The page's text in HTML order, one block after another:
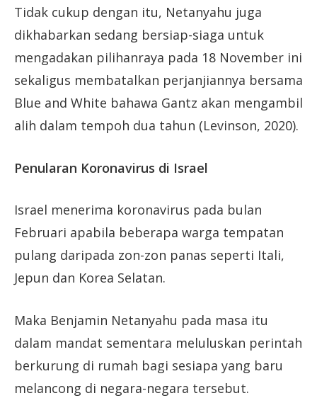
Tidak cukup dengan itu, Netanyahu juga
dikhabarkan sedang bersiap-siaga untuk
mengadakan pilihanraya pada 18 November ini
sekaligus membatalkan perjanjiannya bersama
Blue and White bahawa Gantz akan mengambil
alih dalam tempoh dua tahun (Levinson, 2020).
Penularan Koronavirus di Israel
Israel menerima koronavirus pada bulan
Februari apabila beberapa warga tempatan
pulang daripada zon-zon panas seperti Itali,
Jepun dan Korea Selatan.
Maka Benjamin Netanyahu pada masa itu
dalam mandat sementara meluluskan perintah
berkurung di rumah bagi sesiapa yang baru
melancong di negara-negara tersebut.